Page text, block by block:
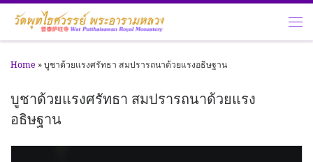
Skip to content
Home »บูชาด้วยแรงศรัทธา สมปรารถนาด้วยแรงอธิษฐาน
บูชาด้วยแรงศรัทธา สมปรารถนาด้วยแรง
อธิษฐาน